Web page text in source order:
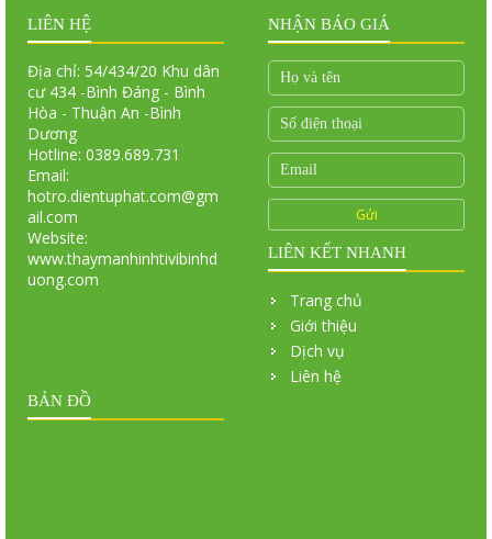
LIÊN HỆ
Địa chỉ: 54/434/20 Khu dân
cư 434 -Bình Đáng - Bình
Hòa - Thuận An -Bình
Dương
Hotline: 0389.689.731
Email:
hotro.dientuphat.com@gm
ail.com
Website:
www.thaymanhinhtivibinhd
uong.com
NHẬN BÁO GIÁ
LIÊN KẾT NHANH
Trang chủ
Giới thiệu
Dịch vụ
Liên hệ
BẢN ĐỒ